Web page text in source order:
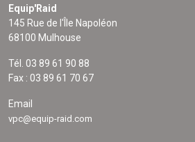
Equip'Raid
145 Rue de l'Île Napoléon
68100 Mulhouse
Tél. 03 89 61 90 88
Fax : 03 89 61 70 67
Email
vpc@equip-raid.com